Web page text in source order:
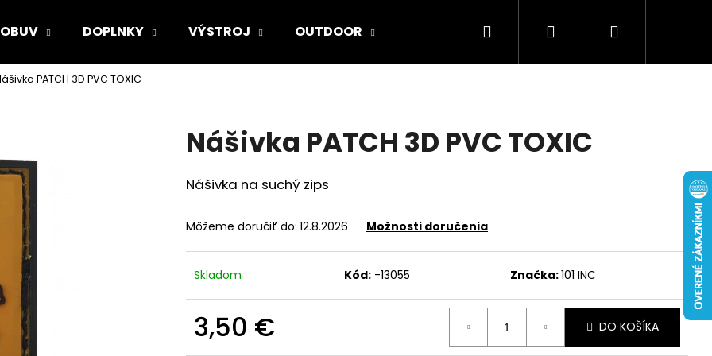
OBUV DOPLNKY VÝSTROJ OUTDOOR ARMY ORIGINAL Kamenná predajňa
Hľadať PrihlásenieNákupný
PATCH 3D PVC TOXIC
Nášivka PATCH 3D PVC TOXIC
Nášivka na suchý zips
Môžeme doručiť do: 12.8.2026 Možnosti doručenia
Skladom Kód: -13055 Značka:101 INC
3,50 € DO KOŠÍKA
Čo potrebujete nájsť?
HĽADAŤ